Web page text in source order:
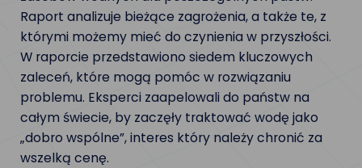
Raport analizuje bieżące zagrożenia, a także te, z
którymi możemy mieć do czynienia w przyszłości.
W raporcie przedstawiono siedem kluczowych
zaleceń, które mogą pomóc w rozwiązaniu
problemu. Eksperci zaapelowali do państw na
całym świecie, by zaczęły traktować wodę jako
„dobro wspólne”, interes który należy chronić za
wszelką cenę.